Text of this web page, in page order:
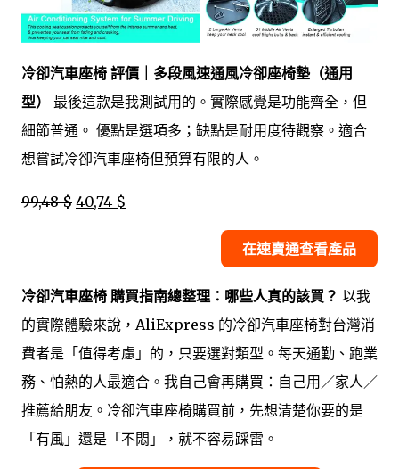
冷卻汽車座椅 評價｜多段風速通風冷卻座椅墊（通用
型）
最後這款是我測試用的。實際感覺是功能齊全，但
細節普通。 優點是選項多；缺點是耐用度待觀察。適合
想嘗試冷卻汽車座椅但預算有限的人。
99,48 $ 40,74 $
在速賣通查看產品
冷卻汽車座椅 購買指南總整理：哪些人真的該買？ 以我
的實際體驗來說，AliExpress 的冷卻汽車座椅對台灣消
費者是「值得考慮」的，只要選對類型。每天通勤、跑業
務、怕熱的人最適合。我自己會再購買：自己用／家人／
推薦給朋友。冷卻汽車座椅購買前，先想清楚你要的是
「有風」還是「不悶」，就不容易踩雷。